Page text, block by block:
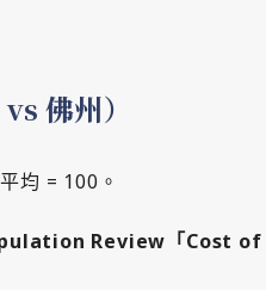
佛州）
均 = 100。
Review「Cost of